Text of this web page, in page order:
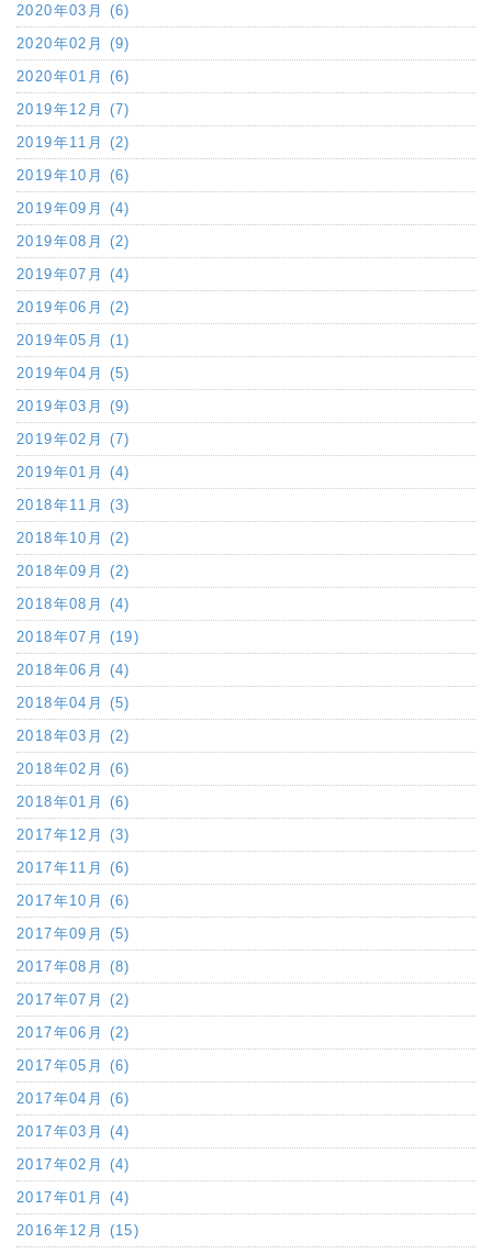
2020年03月 (6)
2020年02月 (9)
2020年01月 (6)
2019年12月 (7)
2019年11月 (2)
2019年10月 (6)
2019年09月 (4)
2019年08月 (2)
2019年07月 (4)
2019年06月 (2)
2019年05月 (1)
2019年04月 (5)
2019年03月 (9)
2019年02月 (7)
2019年01月 (4)
2018年11月 (3)
2018年10月 (2)
2018年09月 (2)
2018年08月 (4)
2018年07月 (19)
2018年06月 (4)
2018年04月 (5)
2018年03月 (2)
2018年02月 (6)
2018年01月 (6)
2017年12月 (3)
2017年11月 (6)
2017年10月 (6)
2017年09月 (5)
2017年08月 (8)
2017年07月 (2)
2017年06月 (2)
2017年05月 (6)
2017年04月 (6)
2017年03月 (4)
2017年02月 (4)
2017年01月 (4)
2016年12月 (15)